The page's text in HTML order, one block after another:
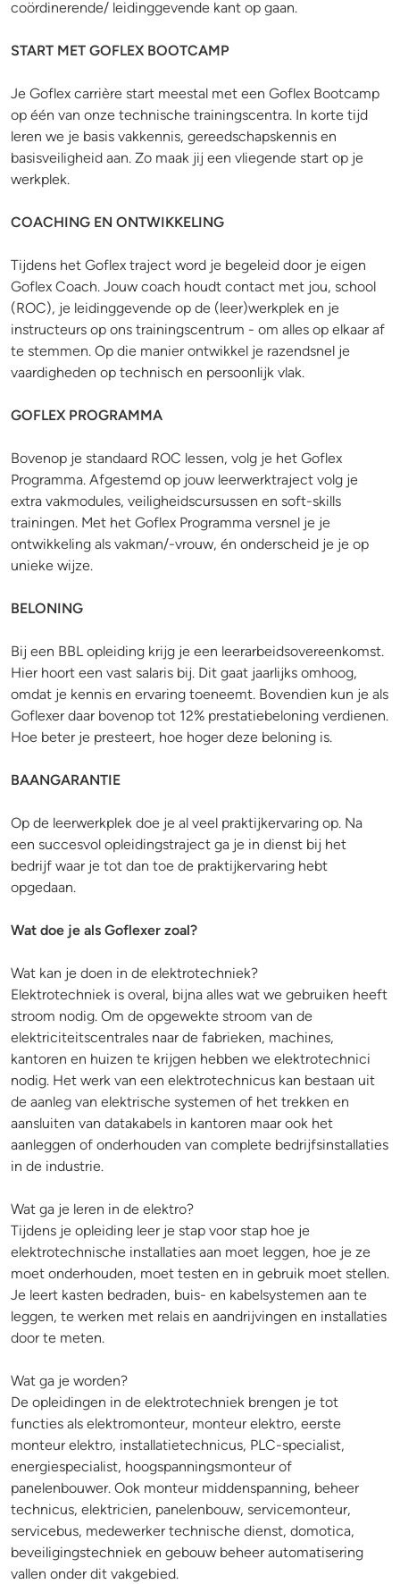
coördinerende/ leidinggevende kant op gaan.
START MET GOFLEX BOOTCAMP
Je Goflex carrière start meestal met een Goflex Bootcamp
op één van onze technische trainingscentra. In korte tijd
leren we je basis vakkennis, gereedschapskennis en
basisveiligheid aan. Zo maak jij een vliegende start op je
werkplek.
COACHING EN ONTWIKKELING
Tijdens het Goflex traject word je begeleid door je eigen
Goflex Coach. Jouw coach houdt contact met jou, school
(ROC), je leidinggevende op de (leer)werkplek en je
instructeurs op ons trainingscentrum - om alles op elkaar af
te stemmen. Op die manier ontwikkel je razendsnel je
vaardigheden op technisch en persoonlijk vlak.
GOFLEX PROGRAMMA
Bovenop je standaard ROC lessen, volg je het Goflex
Programma. Afgestemd op jouw leerwerktraject volg je
extra vakmodules, veiligheidscursussen en soft-skills
trainingen. Met het Goflex Programma versnel je je
ontwikkeling als vakman/-vrouw, én onderscheid je je op
unieke wijze.
BELONING
Bij een BBL opleiding krijg je een leerarbeidsovereenkomst.
Hier hoort een vast salaris bij. Dit gaat jaarlijks omhoog,
omdat je kennis en ervaring toeneemt. Bovendien kun je als
Goflexer daar bovenop tot 12% prestatiebeloning verdienen.
Hoe beter je presteert, hoe hoger deze beloning is.
BAANGARANTIE
Op de leerwerkplek doe je al veel praktijkervaring op. Na
een succesvol opleidingstraject ga je in dienst bij het
bedrijf waar je tot dan toe de praktijkervaring hebt
opgedaan.
Wat doe je als Goflexer zoal?
Wat kan je doen in de elektrotechniek?
Elektrotechniek is overal, bijna alles wat we gebruiken heeft
stroom nodig. Om de opgewekte stroom van de
elektriciteitscentrales naar de fabrieken, machines,
kantoren en huizen te krijgen hebben we elektrotechnici
nodig. Het werk van een elektrotechnicus kan bestaan uit
de aanleg van elektrische systemen of het trekken en
aansluiten van datakabels in kantoren maar ook het
aanleggen of onderhouden van complete bedrijfsinstallaties
in de industrie.
Wat ga je leren in de elektro?
Tijdens je opleiding leer je stap voor stap hoe je
elektrotechnische installaties aan moet leggen, hoe je ze
moet onderhouden, moet testen en in gebruik moet stellen.
Je leert kasten bedraden, buis- en kabelsystemen aan te
leggen, te werken met relais en aandrijvingen en installaties
door te meten.
Wat ga je worden?
De opleidingen in de elektrotechniek brengen je tot
functies als elektromonteur, monteur elektro, eerste
monteur elektro, installatietechnicus, PLC-specialist,
energiespecialist, hoogspanningsmonteur of
panelenbouwer. Ook monteur middenspanning, beheer
technicus, elektricien, panelenbouw, servicemonteur,
servicebus, medewerker technische dienst, domotica,
beveiligingstechniek en gebouw beheer automatisering
vallen onder dit vakgebied.